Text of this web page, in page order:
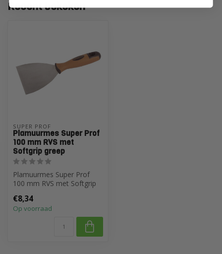
Recent bekeken
SUPER PROF
Plamuurmes Super Prof
100 mm RVS met
Softgrip greep
Plamuurmes Super Prof
100 mm RVS met Softgrip
€8,34
Op voorraad